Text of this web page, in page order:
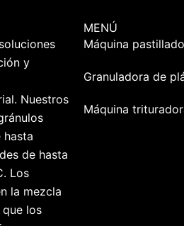
y
Nuestros
hasta
de hasta
Los
la mezcla
los
MENÚ
Máquina
Granuladora de
Máquina